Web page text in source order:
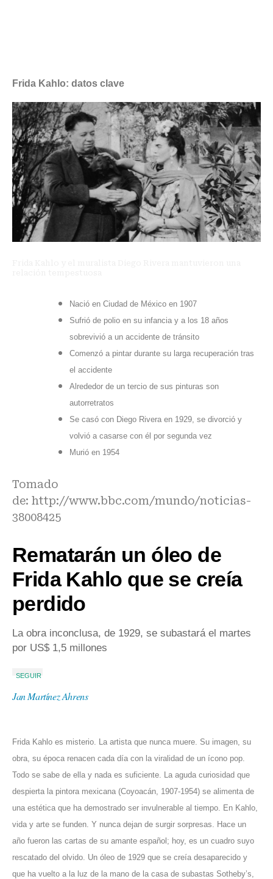
Frida Kahlo: datos clave
Nació en Ciudad de México en 1907
Sufrió de polio en su infancia y a los 18 años
sobrevivió a un accidente de tránsito
Comenzó a pintar durante su larga recuperación tras
el accidente
Alrededor de un tercio de sus pinturas son
autorretratos
Se casó con Diego Rivera en 1929, se divorció y
volvió a casarse con él por segunda vez
Murió en 1954
Tomado
de: http://www.bbc.com/mundo/noticias-
38008425
Rematarán un óleo de
Frida Kahlo que se creía
perdido
La obra inconclusa, de 1929, se subastará el martes
por US$ 1,5 millones
SEGUIR
Jan Martínez Ahrens
Frida Kahlo es misterio. La artista que nunca muere. Su imagen, su
obra, su época renacen cada día con la viralidad de un ícono pop.
Todo se sabe de ella y nada es suficiente. La aguda curiosidad que
despierta la pintora mexicana (Coyoacán, 1907-1954) se alimenta de
una estética que ha demostrado ser invulnerable al tiempo. En Kahlo,
vida y arte se funden. Y nunca dejan de surgir sorpresas. Hace un
año fueron las cartas de su amante español; hoy, es un cuadro suyo
rescatado del olvido. Un óleo de 1929 que se creía desaparecido y
que ha vuelto a la luz de la mano de la casa de subastas Sotheby’s,